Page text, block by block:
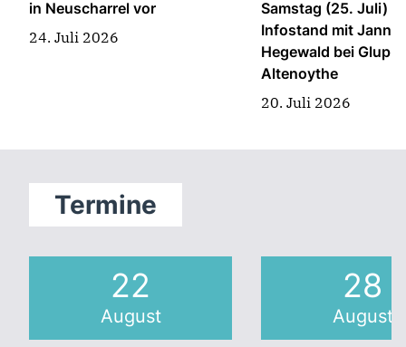
in Neuscharrel vor
24. Juli 2026
Samstag (25. Juli)
Infostand mit Jann
Hegewald bei Glup in
Altenoythe
20. Juli 2026
Termine
22
August
28
August